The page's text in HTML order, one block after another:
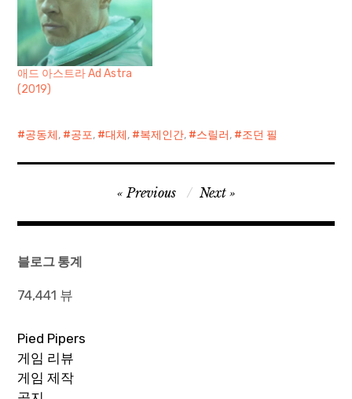
애드 아스트라 Ad Astra
(2019)
공동체, 공포, 대체, 복제인간, 스릴러, 조던 필
탐
Previous Next
블로그 통계
74,441 뷰
Pied Pipers
게임 리뷰
게임 제작